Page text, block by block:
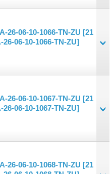
26-06-10-1066-TN-ZU [21
26-06-10-1066-TN-ZU]
26-06-10-1067-TN-ZU [21
26-06-10-1067-TN-ZU]
26-06-10-1068-TN-ZU [21